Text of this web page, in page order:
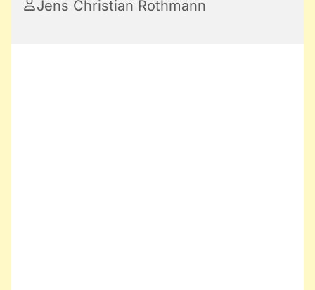
Jens Christian Rothmann